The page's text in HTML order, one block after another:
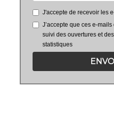
J'accepte de recevoir les
J’accepte que ces e-
suivi des ouvertures et
statistiques